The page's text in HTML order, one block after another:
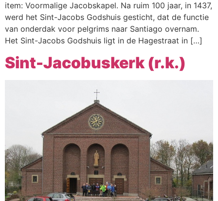
item: Voormalige Jacobskapel. Na ruim 100 jaar, in 1437,
werd het Sint-Jacobs Godshuis gesticht, dat de functie
van onderdak voor pelgrims naar Santiago overnam.
Het Sint-Jacobs Godshuis ligt in de Hagestraat in […]
Sint-Jacobuskerk (r.k.)